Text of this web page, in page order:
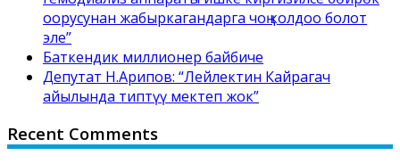
оорусунан жабыркагандарга чоң колдоо болот
эле”
Баткендик миллионер байбиче
Депутат Н.Арипов: “Лейлектин Кайрагач
айылында типтүү мектеп жок”
Recent Comments